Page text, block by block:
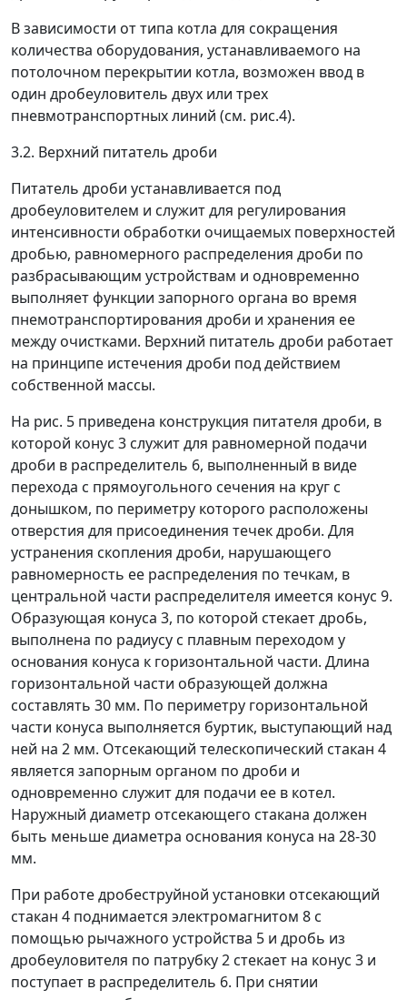
В зависимости от типа котла для сокращения
количества оборудования, устанавливаемого на
потолочном перекрытии котла, возможен ввод в
один дробеуловитель двух или трех
пневмотранспортных линий (см. рис.4).
3.2. Верхний питатель дроби
Питатель дроби устанавливается под
дробеуловителем и служит для регулирования
интенсивности обработки очищаемых поверхностей
дробью, равномерного распределения дроби по
разбрасывающим устройствам и одновременно
выполняет функции запорного органа во время
пнемотранспортирования дроби и хранения ее
между очистками. Верхний питатель дроби работает
на принципе истечения дроби под действием
собственной массы.
На рис. 5 приведена конструкция питателя дроби, в
которой конус 3 служит для равномерной подачи
дроби в распределитель 6, выполненный в виде
перехода с прямоугольного сечения на круг с
донышком, по периметру которого расположены
отверстия для присоединения течек дроби. Для
устранения скопления дроби, нарушающего
равномерность ее распределения по течкам, в
центральной части распределителя имеется конус 9.
Образующая конуса 3, по которой стекает дробь,
выполнена по радиусу с плавным переходом у
основания конуса к горизонтальной части. Длина
горизонтальной части образующей должна
составлять 30 мм. По периметру горизонтальной
части конуса выполняется буртик, выступающий над
ней на 2 мм. Отсекающий телескопический стакан 4
является запорным органом по дроби и
одновременно служит для подачи ее в котел.
Наружный диаметр отсекающего стакана должен
быть меньше диаметра основания конуса на 28-30
мм.
При работе дробеструйной установки отсекающий
стакан 4 поднимается электромагнитом 8 с
помощью рычажного устройства 5 и дробь из
дробеуловителя по патрубку 2 стекает на конус 3 и
поступает в распределитель 6. При снятии